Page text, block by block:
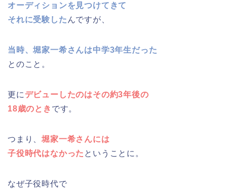
オーディションを見つけてきて
それに受験した んですが、
当時、堀家一希さんは中学3年生だった
とのこと。
更に デビューしたのはその約3年後の
18歳のとき です。
つまり、堀家一希さんには
子役時代はなかった ということに。
なぜ子役時代で